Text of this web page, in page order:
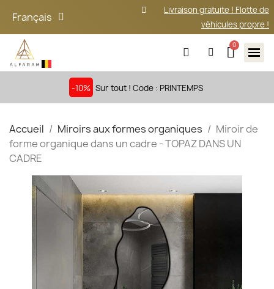
Français
Livraison gratuite ! Flotte de
véhicules propre !
-10% Sur tout ! Code : PRINTEMPS
Accueil Miroirs aux formes organiques
Miroir de
forme organique dans un cadre - TOPAZ DANS UN
CADRE